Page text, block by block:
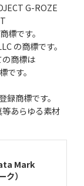
G-ROZE
標です。
の商標です。
商標は
す。
商標です。
あらゆる素材
Mark
ク）